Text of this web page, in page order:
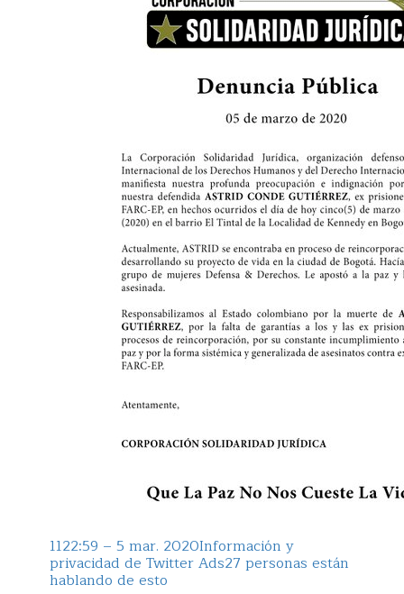
1122:59 – 5 mar. 2020Información y
privacidad de Twitter Ads27 personas están
hablando de esto